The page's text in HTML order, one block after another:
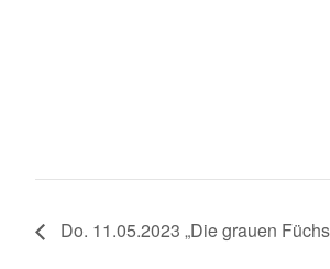
Do. 11.05.2023 „Die grauen